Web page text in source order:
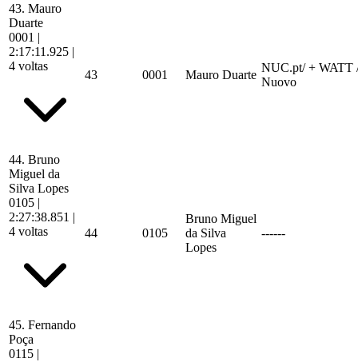
43. Mauro
Duarte
0001 |
2:17:11.925 |
4 voltas
43 0001 Mauro Duarte
NUC.pt/ + WATT
Nuovo
44. Bruno
Miguel da
Silva Lopes
0105 |
2:27:38.851 |
4 voltas
44 0105
Bruno Miguel
da Silva
Lopes
------
45. Fernando
Poça
0115 |